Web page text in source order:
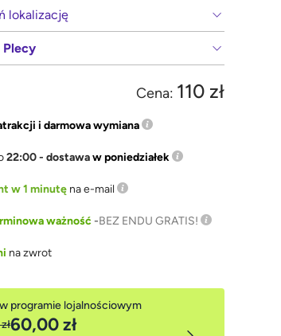
lokalizację
Plecy
Cena: 110 zł
i darmowa wymiana
22:00 - dostawaw poniedziałek
w 1 minutę na e-mail
ważność-BEZ ENDU GRATIS!
na zwrot
programie lojalnościowym
60,00 zł